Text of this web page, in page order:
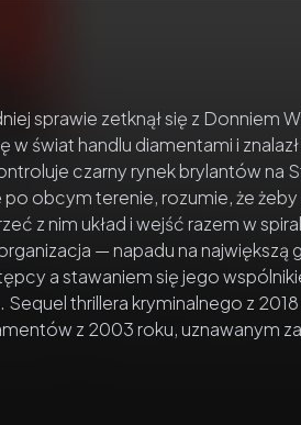
sprawie zetknął się z Donniem
świat handlu diamentami i
czarny rynek brylantów na
obcym terenie, rozumie, że
z nim układ i wejść razem w
— napadu na największą
a stawaniem się jego
thrillera kryminalnego z
z 2003 roku, uznawanym